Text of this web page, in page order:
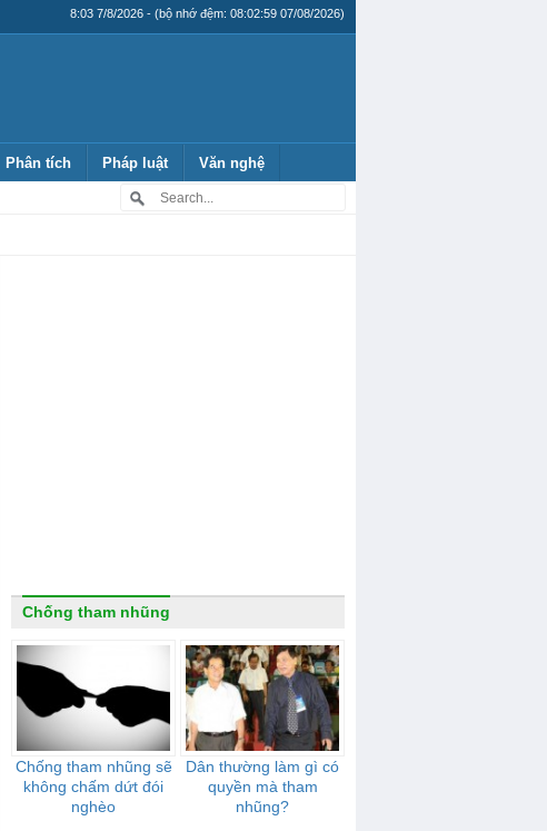
8:03 7/8/2026 - (bộ nhớ đệm: 08:02:59 07/08/2026)
Phân tích Pháp luật Văn nghệ
Chống tham nhũng
Chống tham nhũng sẽ
không chấm dứt đói
nghèo
Dân thường làm gì có
quyền mà tham
nhũng?